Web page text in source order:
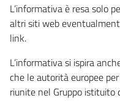
L’informativa è resa solo
altri siti web
link.
L’informativa si ispira
che le autorità europee
riunite nel Gruppo istituito